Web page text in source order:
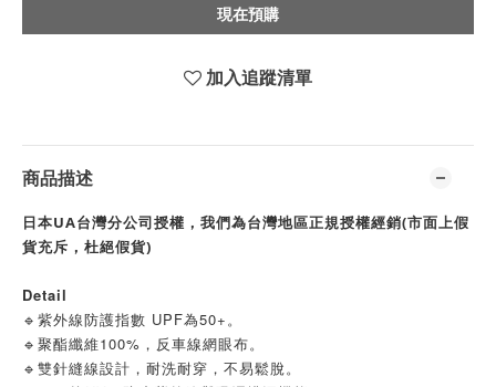
現在預購
加入追蹤清單
商品描述
日本UA台灣分公司授權，我們為台灣地區正規授權經銷(市面上假
貨充斥，杜絕假貨)
Detail
🔹紫外線防護指數 UPF為50+。
🔹聚酯纖維100%，反車線網眼布。
🔹雙針縫線設計，耐洗耐穿，不易鬆脫。